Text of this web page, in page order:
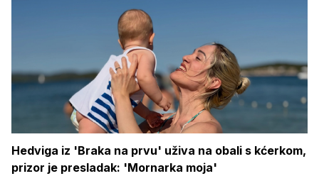
Hedviga iz 'Braka na prvu' uživa na obali s kćerkom,
prizor je presladak: 'Mornarka moja'